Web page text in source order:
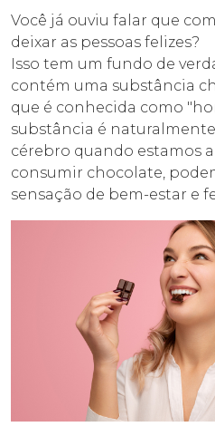
Você já ouviu falar que
deixar as pessoas felizes?
Isso tem um fundo de
contém uma substância
que é conhecida como
substância é
cérebro quando estamos
consumir chocolate,
sensação de bem-estar e